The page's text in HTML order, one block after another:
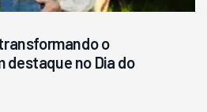
o
destaque no Dia do